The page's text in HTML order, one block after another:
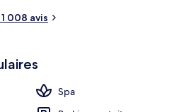
aiment le fait que les transports publics
de marche : Station de MRT
008 avis
Spa